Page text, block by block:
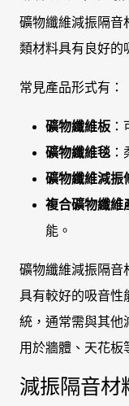
礦物纖維減振隔音
類材料具有良好的
常見產品形式有：
礦物纖維板
礦物纖維毯
礦物纖維減振
複合礦物纖維
能。
礦物纖維減振隔音
具有較好的吸音性
統，通常需與其他
用於牆體、天花板
減振隔音材